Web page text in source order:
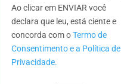
Ao clicar em ENVIAR você
declara que leu, está ciente e
concorda com oTermo de
Consentimento e a Política de
Privacidade.